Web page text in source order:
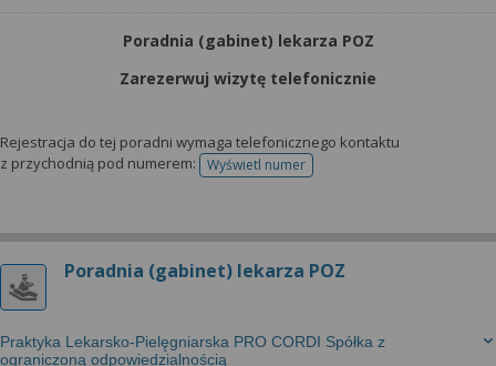
Poradnia (gabinet) lekarza POZ
Zarezerwuj wizytę telefonicznie
Rejestracja do tej poradni wymaga telefonicznego kontaktu
z przychodnią pod numerem:
Wyświetl numertelefonu do rejestracji
Poradnia (gabinet) lekarza POZ
Praktyka Lekarsko-Pielęgniarska PRO CORDI Spółka z
ograniczoną odpowiedzialnością